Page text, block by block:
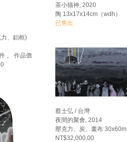
、鋁框)
。 作品價
茶小猫神, 2020
陶 13x17x14cm（wdh）
已售出
蔡士弘 / 台灣
夜間的聚會, 2014
壓克力、炭、畫布 30x60m
NT$32,000.00